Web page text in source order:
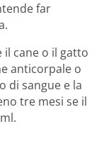
far
il cane o il gatto
anticorpale o
di sangue e la
tre mesi se il